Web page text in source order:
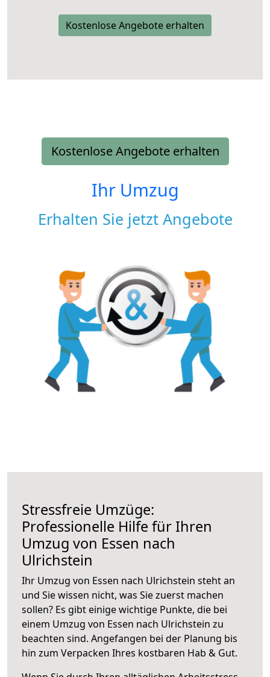
Kostenlose Angebote erhalten
Kostenlose Angebote erhalten
Ihr Umzug
Erhalten Sie jetzt Angebote
Stressfreie Umzüge:
Professionelle Hilfe für Ihren
Umzug von Essen nach
Ulrichstein
Ihr Umzug von Essen nach Ulrichstein steht an
und Sie wissen nicht, was Sie zuerst machen
sollen? Es gibt einige wichtige Punkte, die bei
einem Umzug von Essen nach Ulrichstein zu
beachten sind. Angefangen bei der Planung bis
hin zum Verpacken Ihres kostbaren Hab & Gut.